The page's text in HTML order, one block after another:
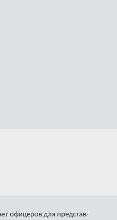
офицеров для представ-